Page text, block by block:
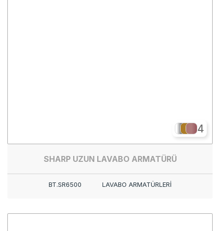
4
SHARP UZUN LAVABO ARMATÜRÜ
BT.SR6500 LAVABO ARMATÜRLERİ